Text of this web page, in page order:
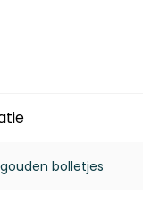
bolletjes